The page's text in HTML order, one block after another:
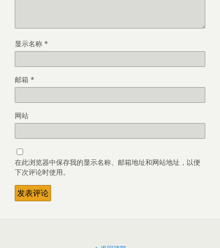
显示名称 *
邮箱 *
网站
在此浏览器中保存我的显示名称、邮箱地址和网站地址，以便
下次评论时使用。